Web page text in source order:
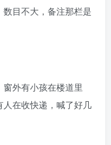
目不大，备注那栏是
外有小孩在楼道里
在收快递，喊了好几